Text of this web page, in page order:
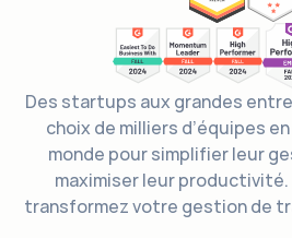
Des startups aux grandes
choix de milliers d’équipes
monde pour simplifier leur
maximiser leur
transformez votre gestion de